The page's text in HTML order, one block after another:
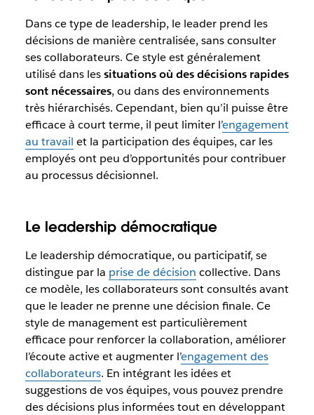
Dans ce type de leadership, le leader prend les
décisions de manière centralisée, sans consulter
ses collaborateurs. Ce style est généralement
utilisé dans lessituations où des décisions rapides
sont nécessaires, ou dans des environnements
très hiérarchisés. Cependant, bien qu’il puisse être
efficace à court terme, il peut limiter l’engagement
au travail et la participation des équipes, car les
employés ont peu d’opportunités pour contribuer
au processus décisionnel.
Le leadership démocratique
Le leadership démocratique, ou participatif, se
distingue par la prise de décision collective. Dans
ce modèle, les collaborateurs sont consultés avant
que le leader ne prenne une décision finale. Ce
style de management est particulièrement
efficace pour renforcer la collaboration, améliorer
l’écoute active et augmenter l’engagement des
collaborateurs. En intégrant les idées et
suggestions de vos équipes, vous pouvez prendre
des décisions plus informées tout en développant